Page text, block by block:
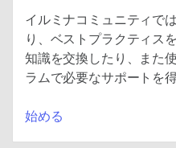
イルミナコミュニティで
り、ベストプラクティス
知識を交換したり、また
ラムで必要なサポートを
始める